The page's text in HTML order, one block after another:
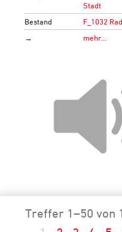
Stadt
Bestand
F_1032
→
mehr…
Roche-Turm,
Treffer 1–50 von